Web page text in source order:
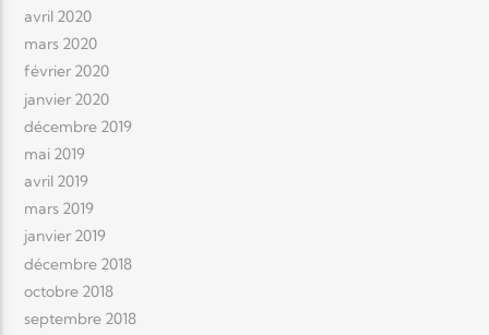
avril 2020
mars 2020
février 2020
janvier 2020
décembre 2019
mai 2019
avril 2019
mars 2019
janvier 2019
décembre 2018
octobre 2018
septembre 2018